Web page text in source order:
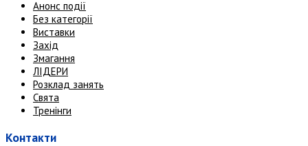
Анонс події
Без категорії
Виставки
Захід
Змагання
ЛІДЕРИ
Розклад занять
Свята
Тренінги
Контакти